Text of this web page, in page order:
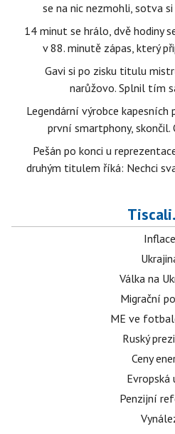
se na nic nezmohli, sotva
14 minut se hrálo, dvě hodiny
v 88. minutě zápas, který
Gavi si po zisku titulu
narůžovo. Splnil tím
Legendární výrobce
první smartphony,
Pešán po konci u
druhým titulem říká: Nechci
Inflace
Válka na
Migrační
ME ve
Ruský
Ceny
Evropská
Penzijní